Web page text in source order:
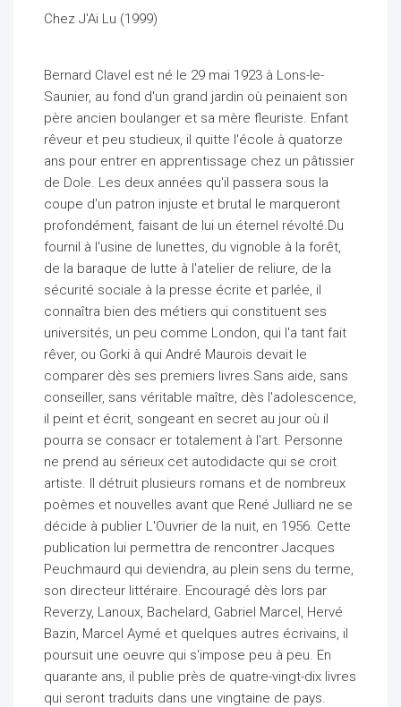
Chez J'Ai Lu (1999)
Bernard Clavel est né le 29 mai 1923 à Lons-le-
Saunier, au fond d'un grand jardin où peinaient son
père ancien boulanger et sa mère fleuriste. Enfant
rêveur et peu studieux, il quitte l'école à quatorze
ans pour entrer en apprentissage chez un pâtissier
de Dole. Les deux années qu'il passera sous la
coupe d'un patron injuste et brutal le marqueront
profondément, faisant de lui un éternel révolté.Du
fournil à l'usine de lunettes, du vignoble à la forêt,
de la baraque de lutte à l'atelier de reliure, de la
sécurité sociale à la presse écrite et parlée, il
connaîtra bien des métiers qui constituent ses
universités, un peu comme London, qui l'a tant fait
rêver, ou Gorki à qui André Maurois devait le
comparer dès ses premiers livres.Sans aide, sans
conseiller, sans véritable maître, dès l'adolescence,
il peint et écrit, songeant en secret au jour où il
pourra se consacr er totalement à l'art. Personne
ne prend au sérieux cet autodidacte qui se croit
artiste. Il détruit plusieurs romans et de nombreux
poèmes et nouvelles avant que René Julliard ne se
décide à publier L'Ouvrier de la nuit, en 1956. Cette
publication lui permettra de rencontrer Jacques
Peuchmaurd qui deviendra, au plein sens du terme,
son directeur littéraire. Encouragé dès lors par
Reverzy, Lanoux, Bachelard, Gabriel Marcel, Hervé
Bazin, Marcel Aymé et quelques autres écrivains, il
poursuit une oeuvre qui s'impose peu à peu. En
quarante ans, il publie près de quatre-vingt-dix livres
qui seront traduits dans une vingtaine de pays.